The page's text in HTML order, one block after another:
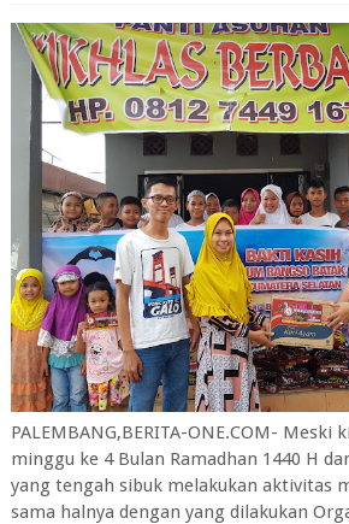
PALEMBANG,BERITA-ONE.COM-
minggu ke 4 Bulan Ramadhan 1440 H
yang tengah sibuk melakukan aktivitas
sama halnya dengan yang dilakukan